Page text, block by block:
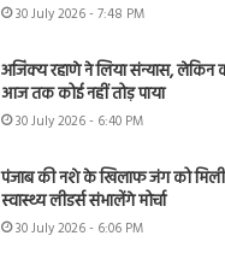
30 July 2026 - 7:48 PM
अजिंक्य रहाणे ने लिया संन्यास, लेकिन
आज तक कोई नहीं तोड़ पाया
30 July 2026 - 6:40 PM
पंजाब की नशे के खिलाफ जंग को
स्वास्थ्य लीडर्स संभालेंगे मोर्चा
30 July 2026 - 6:06 PM